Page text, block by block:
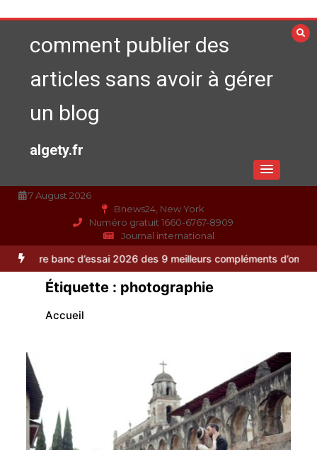
au
contenucomment publier des
articles sans avoir à gérer
un blog
algety.fr
7 August 2026
Bnews24, New York
Numéro gratuit 1660-6767-8909
Journal international
2026 des 9 meilleurs compléments d’oméga 3
Étiquette : photographie
Accueil
Vitalité au quotidien : découvrez notre
banc d’essai 2026 des 9 meilleurs
compléments d’oméga 3
0 24 minutes